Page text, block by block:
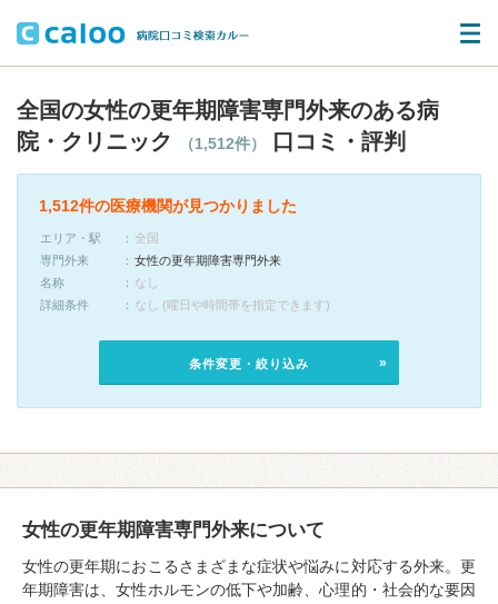
全国の女性の更年期障害専門外来のある病
院・クリニック
（1,512件） 口コミ・評判
1,512件の医療機関が見つかりました
エリア・駅
全国
専門外来
女性の更年期障害専門外来
名称
なし
詳細条件
なし (曜日や時間帯を指定できます)
条件変更・絞り込み
女性の更年期障害専門外来について
女性の更年期におこるさまざまな症状や悩みに対応する外来。更
年期障害は、女性ホルモンの低下や加齢、心理的・社会的な要因